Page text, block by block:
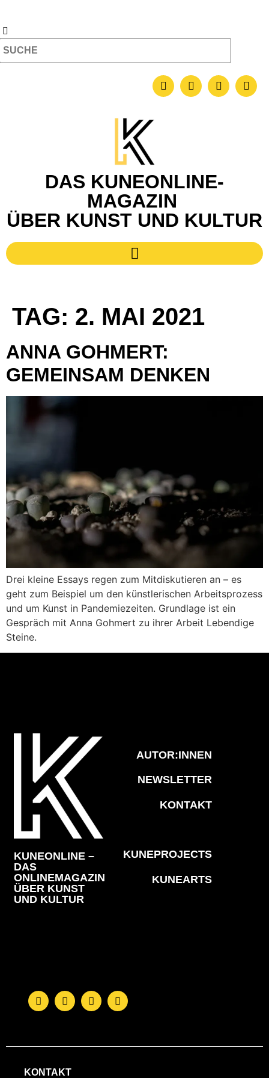
DAS KUNEONLINE-
MAGAZIN
ÜBER KUNST UND KULTUR
TAG: 2. MAI 2021
ANNA GOHMERT:
GEMEINSAM DENKEN
Drei kleine Essays regen zum Mitdiskutieren an – es
geht zum Beispiel um den künstlerischen Arbeitsprozess
und um Kunst in Pandemiezeiten. Grundlage ist ein
Gespräch mit Anna Gohmert zu ihrer Arbeit Lebendige
Steine.
KUNEONLINE –
DAS
ONLINEMAGAZIN
ÜBER KUNST
UND KULTUR
AUTOR:INNEN
NEWSLETTER
KONTAKT
KUNEPROJECTS
KUNEARTS
KONTAKT